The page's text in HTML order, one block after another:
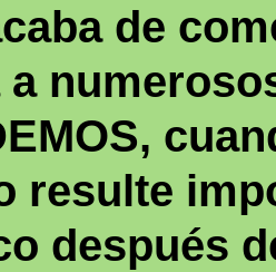
de
resulte
después